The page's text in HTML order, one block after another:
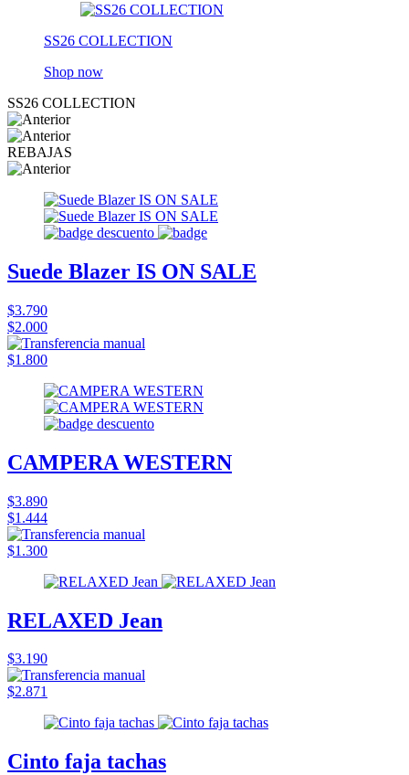
SS26 COLLECTION
Shop now
SS26 COLLECTION
REBAJAS
Suede Blazer IS ON SALE
$3.790
$2.000
$1.800
CAMPERA WESTERN
$3.890
$1.444
$1.300
RELAXED Jean
$3.190
$2.871
Cinto faja tachas